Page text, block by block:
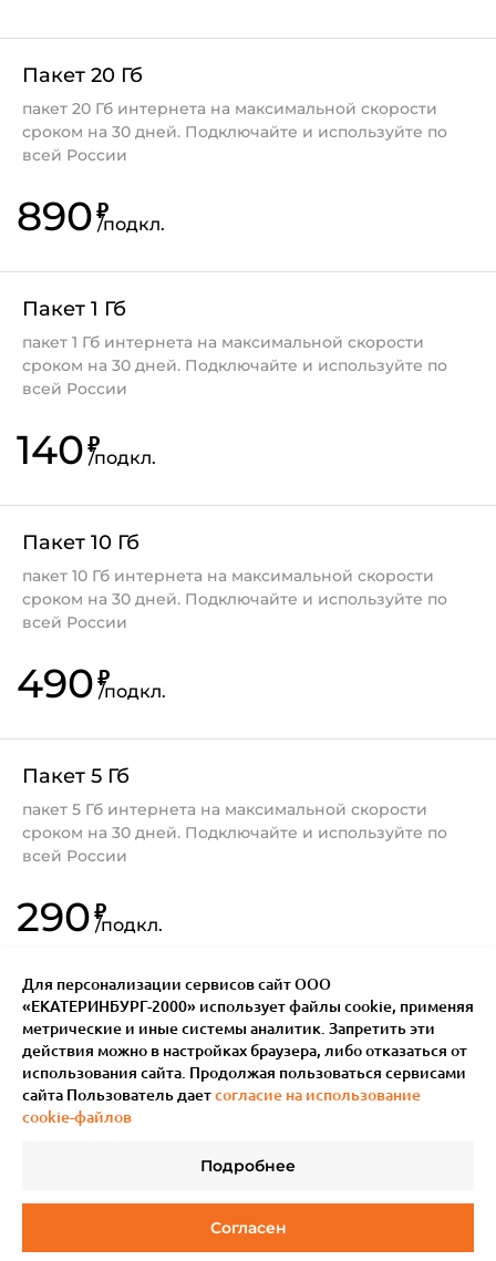
Пакет 20 Гб
пакет 20 Гб интернета на максимальной скорости
сроком на 30 дней. Подключайте и используйте по
всей России
890₽
/подкл.
Пакет 1 Гб
пакет 1 Гб интернета на максимальной скорости
сроком на 30 дней. Подключайте и используйте по
всей России
140₽
/подкл.
Пакет 10 Гб
пакет 10 Гб интернета на максимальной скорости
сроком на 30 дней. Подключайте и используйте по
всей России
490₽
/подкл.
Пакет 5 Гб
пакет 5 Гб интернета на максимальной скорости
сроком на 30 дней. Подключайте и используйте по
всей России
290₽
/подкл.
Подробнее
Согласен
Для персонализации сервисов сайт ООО
«ЕКАТЕРИНБУРГ-2000» использует файлы сookie, применяя
метрические и иные системы аналитик. Запретить эти
действия можно в настройках браузера, либо отказаться от
использования сайта. Продолжая пользоваться сервисами
сайта Пользователь даетсогласие на использование
cookie-файлов